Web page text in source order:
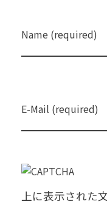
Name (required)
E-Mail (required)
上に表示された